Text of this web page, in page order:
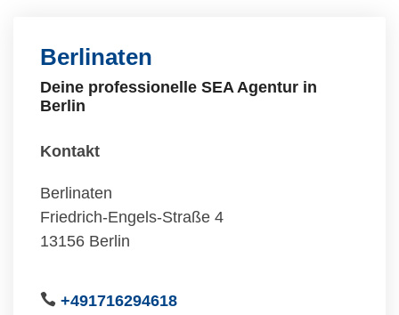
Berlinaten
Deine professionelle SEA Agentur in
Berlin
Kontakt
Berlinaten
Friedrich-Engels-Straße 4
13156 Berlin
+491716294618